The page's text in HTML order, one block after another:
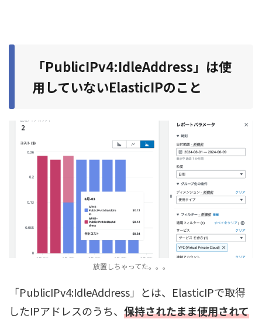
「PublicIPv4:IdleAddress」は使
用していないElasticIPのこと
放置しちゃってた。。。
「PublicIPv4:IdleAddress」とは、ElasticIPで取得
したIPアドレスのうち、 保持されたまま使用されて